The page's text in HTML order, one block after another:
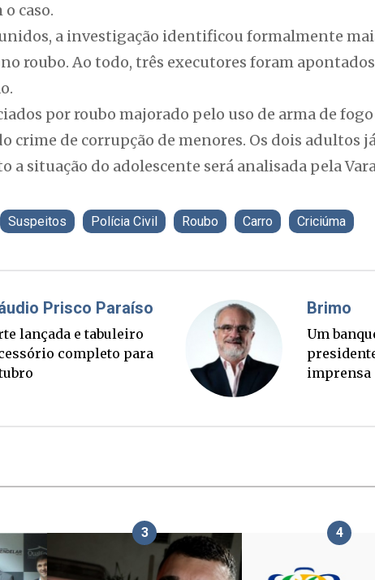
caso.
a investigação identificou formalmente
roubo. Ao todo, três executores foram
por roubo majorado pelo uso de arma de
crime de corrupção de menores. Os dois adultos
a situação do adolescente será analisada pela
Suspeitos Polícia Civil Roubo Carro Criciúma
Fabiano Bordignon
Ponte Anita Garibaldi virou
palanque eleitoral
3 4